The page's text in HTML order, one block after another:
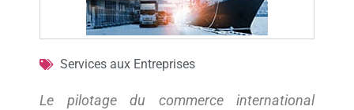
Services aux Entreprises
Le pilotage du commerce international